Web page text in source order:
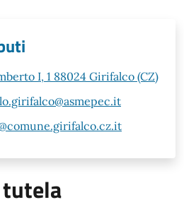
I, 1 88024 Girifalco (CZ)